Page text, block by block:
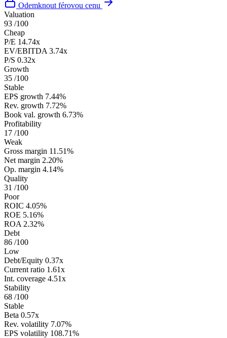
Odemknout férovou cenu
Valuation
93 /100
Cheap
P/E 14.74x
EV/EBITDA 3.74x
P/S 0.32x
Growth
35 /100
Stable
EPS growth 7.44%
Rev. growth 7.72%
Book val. growth 6.73%
Profitability
17 /100
Weak
Gross margin 11.51%
Net margin 2.20%
Op. margin 4.14%
Quality
31 /100
Poor
ROIC 4.05%
ROE 5.16%
ROA 2.32%
Debt
86 /100
Low
Debt/Equity 0.37x
Current ratio 1.61x
Int. coverage 4.51x
Stability
68 /100
Stable
Beta 0.57x
Rev. volatility 7.07%
EPS volatility 108.71%